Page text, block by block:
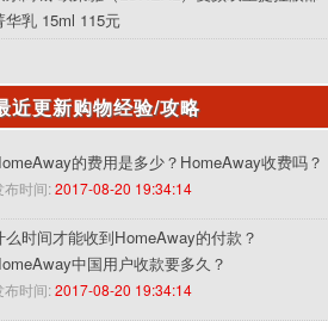
华乳 15ml 115元
近更新购物经验/攻略
的费用是多少？HomeAway收费吗？
布时间: 2017-08-20 19:34:14
么时间才能收到HomeAway的付款？
中国用户收款要多久？
布时间: 2017-08-20 19:34:14